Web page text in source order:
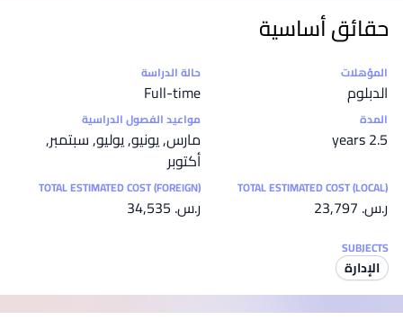
حقائق أساسية
إحصائيات
المؤهلات
الدبلوم
حالة الدراسة
Full-time
المدة
2.5 years
مواعيد الفصول الدراسية
مارس, يونيو, يوليو, سبتمبر,
أكتوبر
TOTAL ESTIMATED COST (LOCAL)
ر.س.‏ 23,797
TOTAL ESTIMATED COST (FOREIGN)
ر.س.‏ 34,535
SUBJECTS
الإدارة